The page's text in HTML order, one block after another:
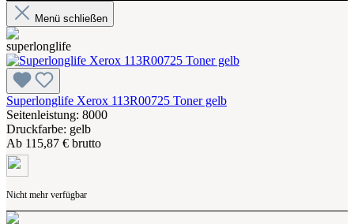
Menü schließen
Superlonglife Xerox 113R00725 Toner gelb
Seitenleistung: 8000
Druckfarbe: gelb
Ab 115,87 € brutto
Nicht mehr verfügbar